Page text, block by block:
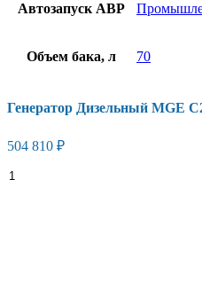
Автозапуск АВР
Объем бака, л 70
Генератор Дизельный MGE
504 810 ₽
Генератор